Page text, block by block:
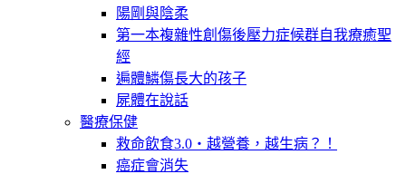
陽剛與陰柔
第一本複雜性創傷後壓力症候群自我療癒聖
經
遍體鱗傷長大的孩子
屍體在說話
醫療保健
救命飲食3.0‧越營養，越生病？！
癌症會消失